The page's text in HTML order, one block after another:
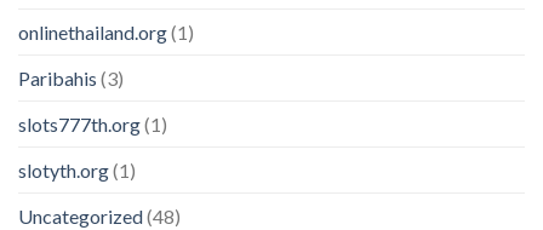
onlinethailand.org(1)
Paribahis (3)
slots777th.org(1)
slotyth.org(1)
Uncategorized(48)